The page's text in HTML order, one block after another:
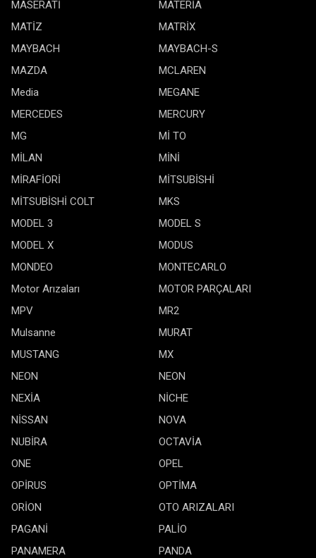
MASERATİ
MATERİA
MATİZ
MATRİX
MAYBACH
MAYBACH-S
MAZDA
MCLAREN
Media
MEGANE
MERCEDES
MERCURY
MG
Mİ TO
MİLAN
MİNİ
MİRAFİORİ
MİTSUBİSHİ
MİTSUBİSHİ COLT
MKS
MODEL 3
MODEL S
MODEL X
MODUS
MONDEO
MONTECARLO
Motor Arızaları
MOTOR PARÇALARI
MPV
MR2
Mulsanne
MURAT
MUSTANG
MX
NEON
NEON
NEXİA
NİCHE
NİSSAN
NOVA
NUBİRA
OCTAVİA
ONE
OPEL
OPİRUS
OPTİMA
ORİON
OTO ARIZALARI
PAGANİ
PALİO
PANAMERA
PANDA